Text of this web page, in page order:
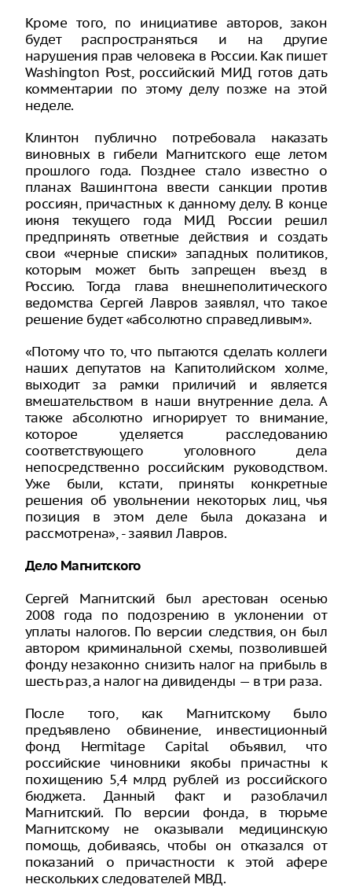
Кроме того, по инициативе авторов, закон
будет распространяться и на другие
нарушения прав человека в России. Как пишет
Washington Post, российский МИД готов дать
комментарии по этому делу позже на этой
неделе.
Клинтон публично потребовала наказать
виновных в гибели Магнитского еще летом
прошлого года. Позднее стало известно о
планах Вашингтона ввести санкции против
россиян, причастных к данному делу. В конце
июня текущего года МИД России решил
предпринять ответные действия и создать
свои «черные списки» западных политиков,
которым может быть запрещен въезд в
Россию. Тогда глава внешнеполитического
ведомства Сергей Лавров заявлял, что такое
решение будет «абсолютно справедливым».
«Потому что то, что пытаются сделать коллеги
наших депутатов на Капитолийском холме,
выходит за рамки приличий и является
вмешательством в наши внутренние дела. А
также абсолютно игнорирует то внимание,
которое уделяется расследованию
соответствующего уголовного дела
непосредственно российским руководством.
Уже были, кстати, приняты конкретные
решения об увольнении некоторых лиц, чья
позиция в этом деле была доказана и
рассмотрена», - заявил Лавров.
Дело Магнитского
Сергей Магнитский был арестован осенью
2008 года по подозрению в уклонении от
уплаты налогов. По версии следствия, он был
автором криминальной схемы, позволившей
фонду незаконно снизить налог на прибыль в
шесть раз, а налог на дивиденды — в три раза.
После того, как Магнитскому было
предъявлено обвинение, инвестиционный
фонд Hermitage Capital объявил, что
российские чиновники якобы причастны к
похищению 5,4 млрд рублей из российского
бюджета. Данный факт и разоблачил
Магнитский. По версии фонда, в тюрьме
Магнитскому не оказывали медицинскую
помощь, добиваясь, чтобы он отказался от
показаний о причастности к этой афере
нескольких следователей МВД.